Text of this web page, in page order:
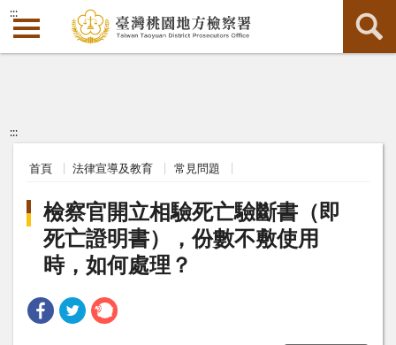
:::
:::
首頁 法律宣導及教育 常見問題
檢察官開立相驗死亡驗斷書（即
死亡證明書），份數不敷使用
時，如何處理？